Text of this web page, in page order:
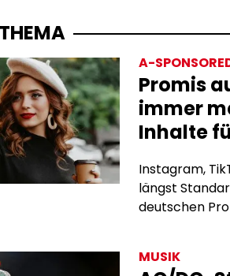
A-
Promis
immer
Inhalte
Instagram,
längst
deutschen
Algorithmen,
MUSIK